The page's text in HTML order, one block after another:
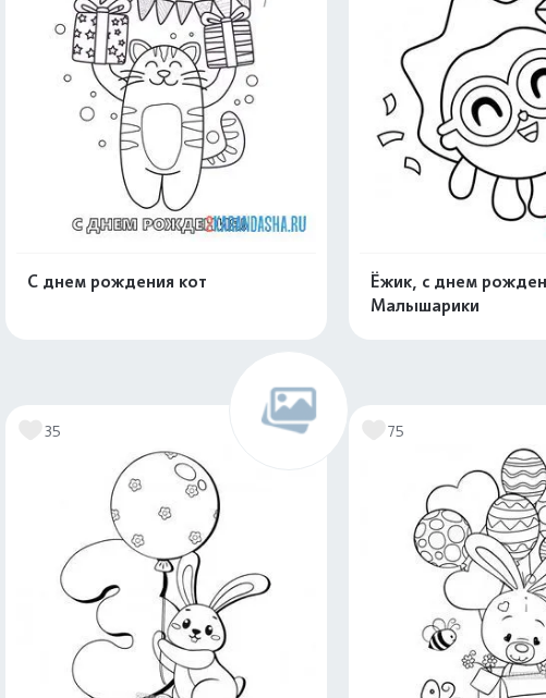
С днем рождения кот
Ёжик, с днем
Малышарики
35 75